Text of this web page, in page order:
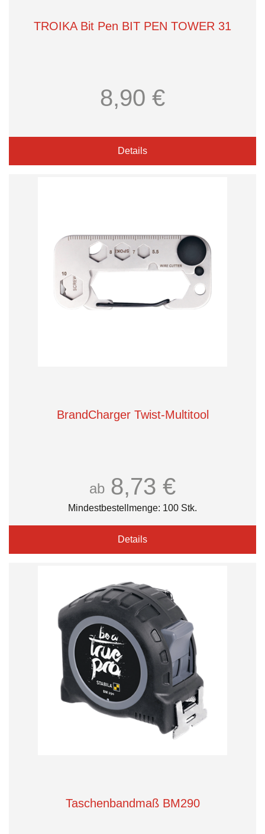
TROIKA Bit Pen BIT PEN TOWER 31
8,90 €
Details
BrandCharger Twist-Multitool
ab 8,73 €
Mindestbestellmenge: 100 Stk.
Details
Taschenbandmaß BM290